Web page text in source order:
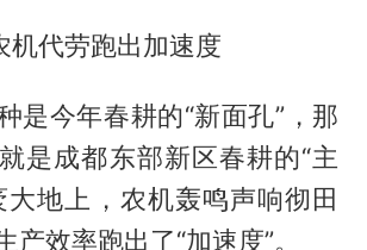
机代劳跑出加速度
是今年春耕的“新面孔”，那
是成都东部新区春耕的“主
大地上，农机轰鸣声响彻田
产效率跑出了“加速度”。